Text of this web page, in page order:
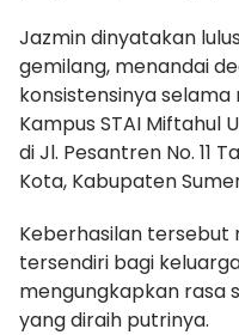
Jazmin dinyatakan
gemilang, menandai
konsistensinya
Kampus STAI Miftahul
di Jl. Pesantren No. 11
Kota, Kabupaten
Keberhasilan tersebut
tersendiri bagi
mengungkapkan rasa
yang diraih putrinya.